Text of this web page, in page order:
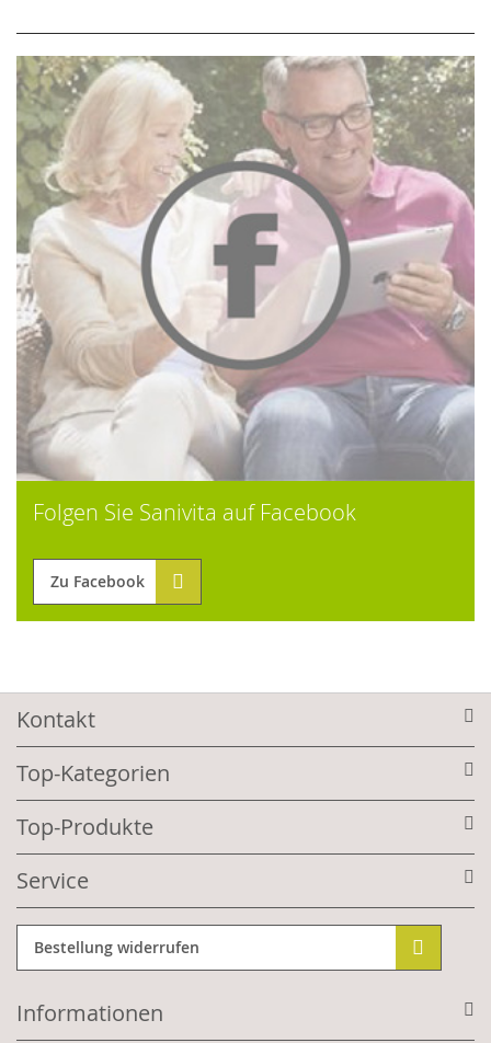
Folgen Sie Sanivita auf Facebook
Zu Facebook
Kontakt
Top-Kategorien
Top-Produkte
Service
Bestellung widerrufen
Informationen